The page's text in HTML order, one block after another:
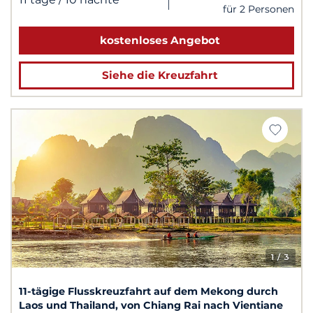
für 2 Personen
kostenloses Angebot
Siehe die Kreuzfahrt
1/ 3
11-tägige Flusskreuzfahrt auf dem Mekong durch
Laos und Thailand, von Chiang Rai nach Vientiane